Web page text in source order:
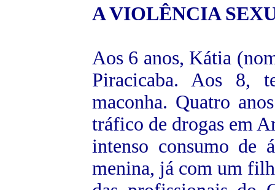
AVIOLÊNCIA
Aos 6 anos, Kátia
Piracicaba. Aos 8,
maconha. Quatro
tráfico de drogas em
intenso consumo de
menina, já com um